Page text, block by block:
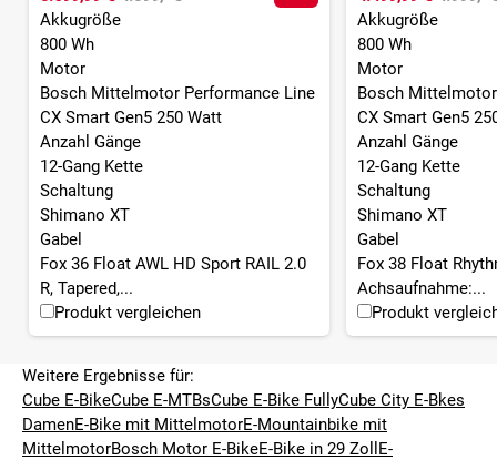
Akkugröße
800 Wh
Motor
Bosch Mittelmotor Performance Line
CX Smart Gen5 250 Watt
Anzahl Gänge
12-Gang Kette
Schaltung
Shimano XT
Gabel
Fox 36 Float AWL HD Sport RAIL 2.0
R, Tapered,...
Produkt vergleichen
Akkugröße
800 Wh
Motor
Bosch
CX Smart Gen5
Anzahl Gänge
12-Gang Kette
Schaltung
Shimano XT
Gabel
Fox 38 Float
Achsaufnahme:...
Produkt
Weitere Ergebnisse für:
Cube E-BikeCube E-MTBsCube E-Bike FullyCube City E-Bkes
DamenE-Bike mit MittelmotorE-Mountainbike mit
MittelmotorBosch Motor E-BikeE-Bike in 29 Zoll E-